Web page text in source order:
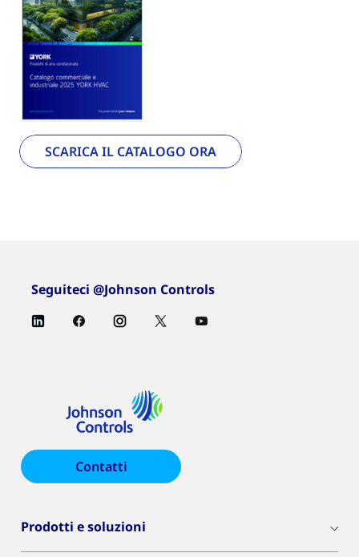
SCARICA IL CATALOGO ORA
Seguiteci @Johnson Controls
Contatti
Prodotti e soluzioni